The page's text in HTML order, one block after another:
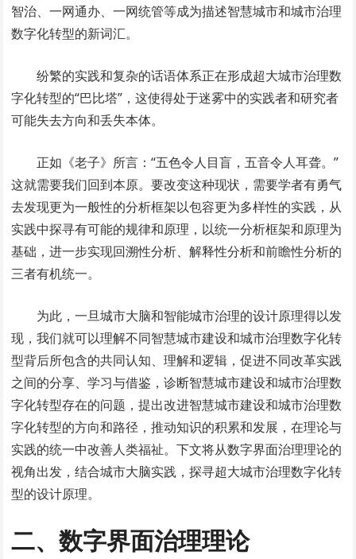
智治、一网通办、一网统管等成为描述智慧城市和城市治理
数字化转型的新词汇。
纷繁的实践和复杂的话语体系正在形成超大城市治理数
字化转型的“巴比塔”，这使得处于迷雾中的实践者和研究者
可能失去方向和丢失本体。
正如《老子》所言：“五色令人目盲，五音令人耳聋。”
这就需要我们回到本原。要改变这种现状，需要学者有勇气
去发现更为一般性的分析框架以包容更为多样性的实践，从
实践中探寻有可能的规律和原理，以统一分析框架和原理为
基础，进一步实现回溯性分析、解释性分析和前瞻性分析的
三者有机统一。
为此，一旦城市大脑和智能城市治理的设计原理得以发
现，我们就可以理解不同智慧城市建设和城市治理数字化转
型背后所包含的共同认知、理解和逻辑，促进不同改革实践
之间的分享、学习与借鉴，诊断智慧城市建设和城市治理数
字化转型存在的问题，提出改进智慧城市建设和城市治理数
字化转型的方向和路径，推动知识的积累和发展，在理论与
实践的统一中改善人类福祉。下文将从数字界面治理理论的
视角出发，结合城市大脑实践，探寻超大城市治理数字化转
型的设计原理。
二、数字界面治理理论